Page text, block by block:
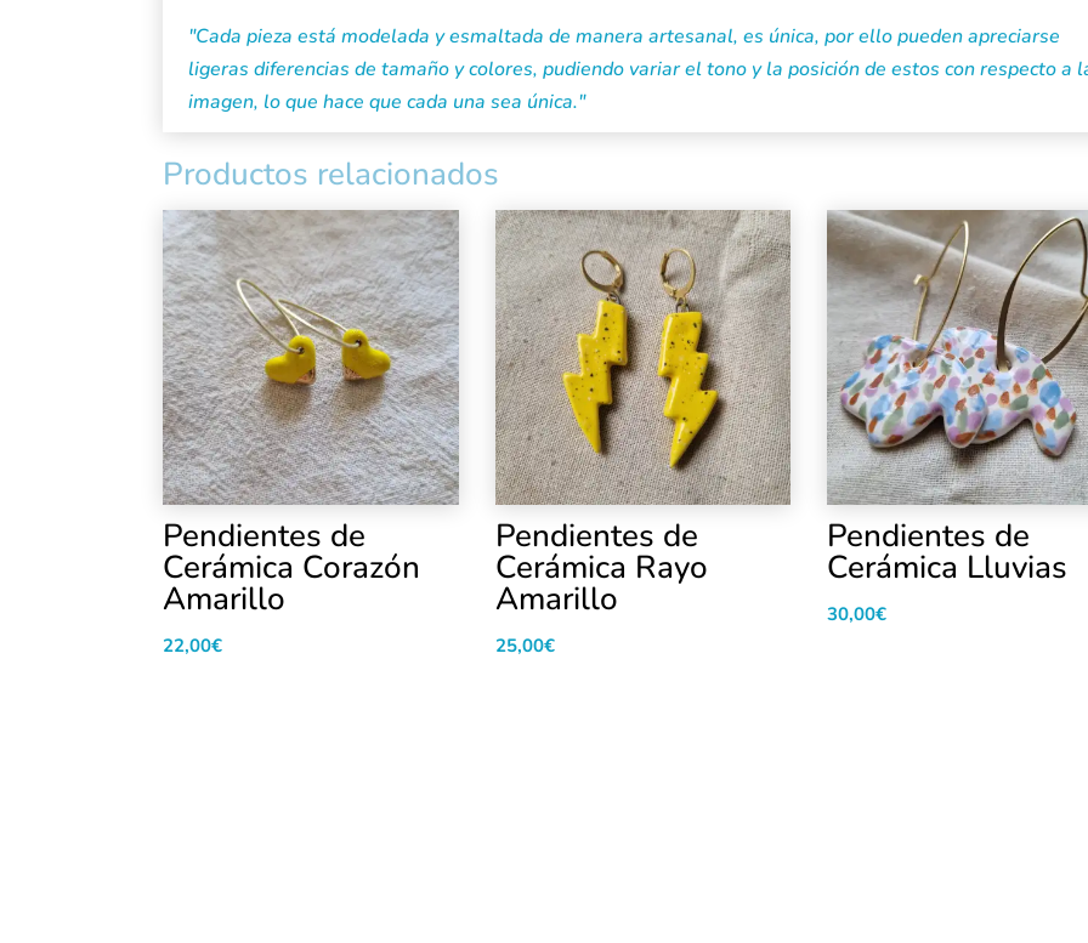
"Cada pieza está modelada y esmaltada de manera artesanal, es única, por ello pueden apreciarse
ligeras diferencias de tamaño y colores, pudiendo variar el tono y la posición de estos con respecto a
imagen, lo que hace que cada una sea única."
Productos relacionados
Pendientes de
Cerámica Corazón
Amarillo
22,00€
Pendientes de
Cerámica Rayo
Amarillo
25,00€
Pendientes de
Cerámica Lluvias
30,00€